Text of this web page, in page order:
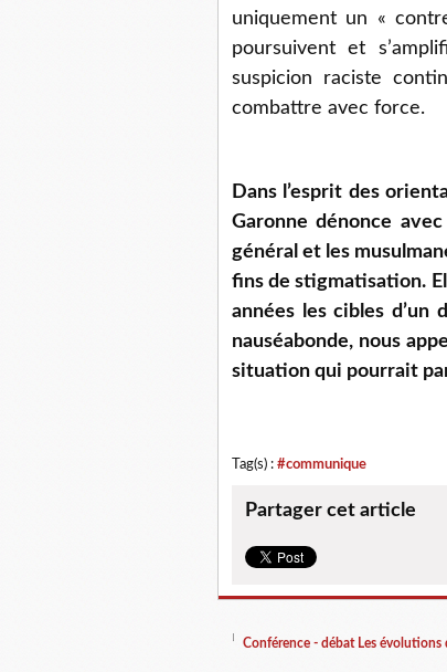
uniquement un «
poursuivent et
suspicion raciste
combattre avec force.
Dans l’esprit des
Garonne dénonce
général et les
fins de stigmatisation.
années les cibles d’un
nauséabonde, nous
situation qui pourrait
Tag(s) : #communique
Partager cet article
Conférence - débat Les évolutions